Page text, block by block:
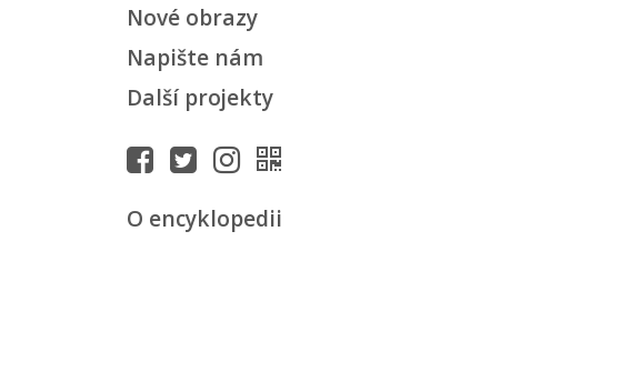
Nové obrazy
Napište nám
Další projekty
O encyklopedii